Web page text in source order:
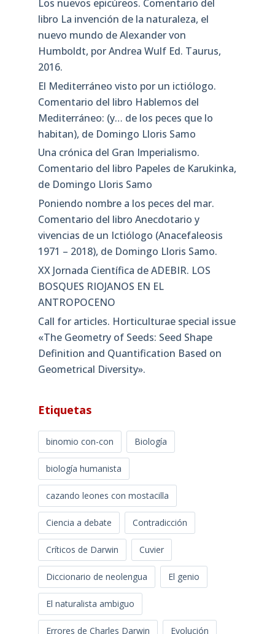
Los nuevos epicúreos. Comentario del
libro La invención de la naturaleza, el
nuevo mundo de Alexander von
Humboldt, por Andrea Wulf Ed. Taurus,
2016.
El Mediterráneo visto por un ictiólogo.
Comentario del libro Hablemos del
Mediterráneo: (y… de los peces que lo
habitan), de Domingo Lloris Samo
Una crónica del Gran Imperialismo.
Comentario del libro Papeles de Karukinka,
de Domingo Lloris Samo
Poniendo nombre a los peces del mar.
Comentario del libro Anecdotario y
vivencias de un Ictiólogo (Anacefaleosis
1971 – 2018), de Domingo Lloris Samo.
XX Jornada Científica de ADEBIR. LOS
BOSQUES RIOJANOS EN EL
ANTROPOCENO
Call for articles. Horticulturae special issue
«The Geometry of Seeds: Seed Shape
Definition and Quantification Based on
Geometrical Diversity»​.
Etiquetas
binomio con-con Biología
biología humanista
cazando leones con mostacilla
Ciencia a debate Contradicción
Críticos de Darwin Cuvier
Diccionario de neolengua El genio
El naturalista ambiguo
Errores de Charles Darwin Evolución